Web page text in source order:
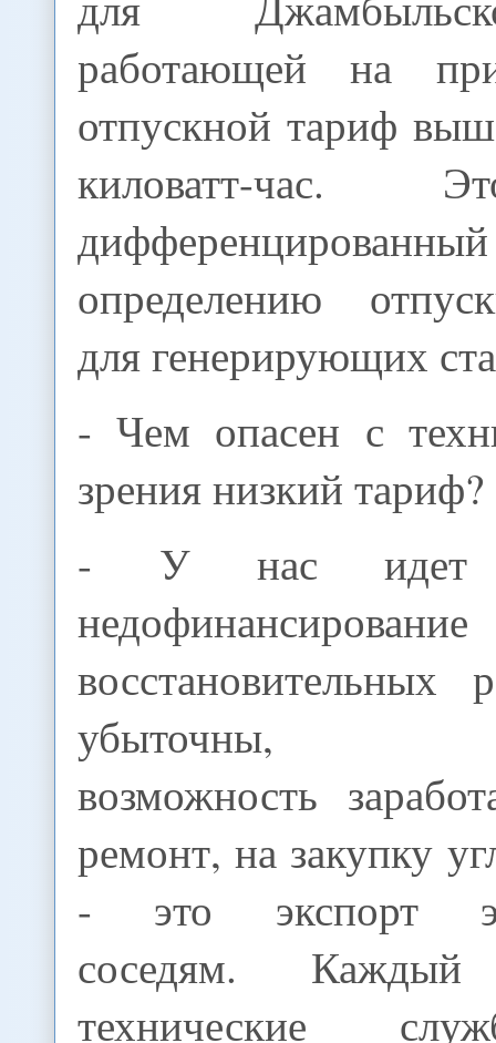
работающей на
отпускной тариф
киловатт-час.
определению
для генерирующих
- Чем опасен с
зрения низкий тариф?
- У нас идет
восстановительных
убыточны,
возможность
ремонт, на закупку
- это экспорт
соседям.
технические